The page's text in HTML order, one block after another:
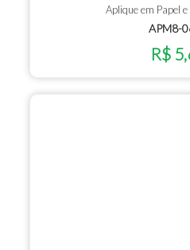
Aplique em Papel
APM8-
R$